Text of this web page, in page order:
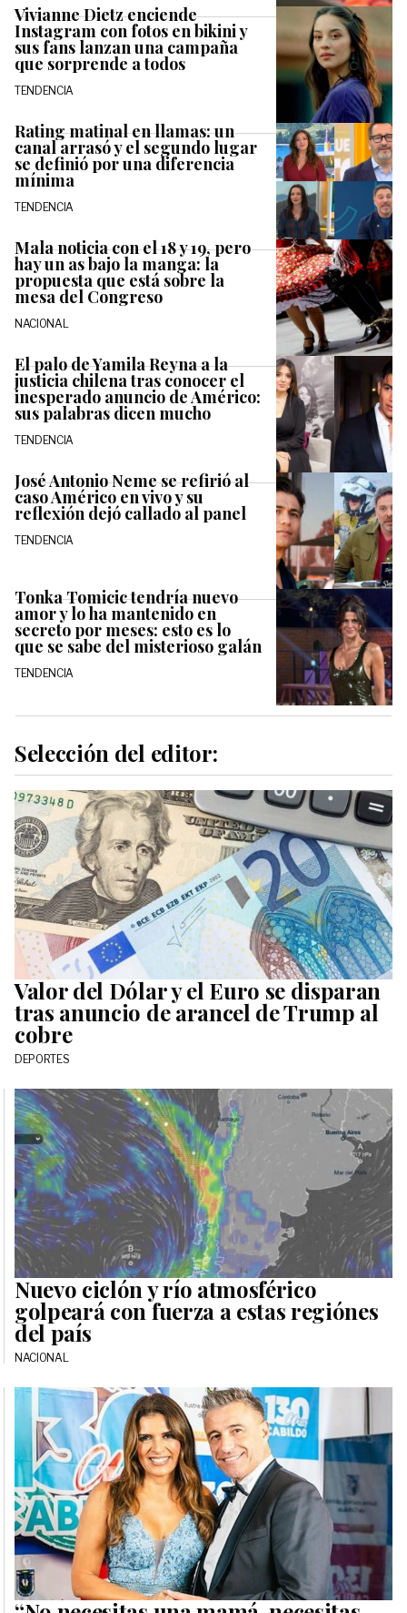
Vivianne Dietz enciende
Instagram con fotos en bikini y
sus fans lanzan una campaña
que sorprende a todos
TENDENCIA
Rating matinal en llamas: un
canal arrasó y el segundo lugar
se definió por una diferencia
mínima
TENDENCIA
Mala noticia con el 18 y 19, pero
hay un as bajo la manga: la
propuesta que está sobre la
mesa del Congreso
NACIONAL
El palo de Yamila Reyna a la
justicia chilena tras conocer el
inesperado anuncio de Américo:
sus palabras dicen mucho
TENDENCIA
José Antonio Neme se refirió al
caso Américo en vivo y su
reflexión dejó callado al panel
TENDENCIA
Tonka Tomicic tendría nuevo
amor y lo ha mantenido en
secreto por meses: esto es lo
que se sabe del misterioso galán
TENDENCIA
Selección del editor:
Valor del Dólar y el Euro se disparan
tras anuncio de arancel de Trump al
cobre
DEPORTES
Nuevo ciclón y río atmosférico
golpeará con fuerza a estas regiónes
del país
NACIONAL